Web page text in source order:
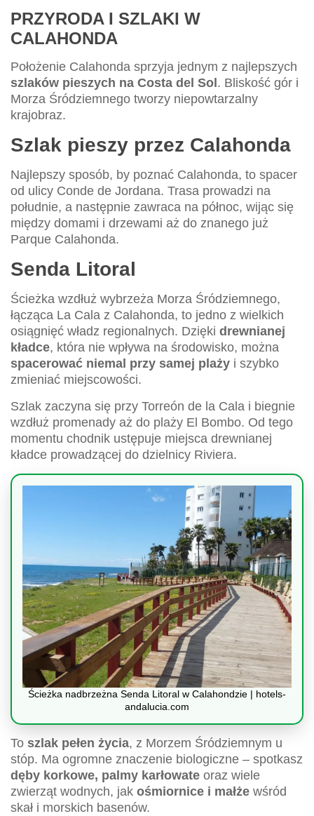
PRZYRODA I SZLAKI W
CALAHONDA
Położenie Calahonda sprzyja jednym z najlepszych
szlaków pieszych na Costa del Sol . Bliskość gór i
Morza Śródziemnego tworzy niepowtarzalny
krajobraz.
Szlak pieszy przez Calahonda
Najlepszy sposób, by poznać Calahonda, to spacer
od ulicy Conde de Jordana. Trasa prowadzi na
południe, a następnie zawraca na północ, wijąc się
między domami i drzewami aż do znanego już
Parque Calahonda.
Senda Litoral
Ścieżka wzdłuż wybrzeża Morza Śródziemnego,
łącząca La Cala z Calahonda, to jedno z wielkich
osiągnięć władz regionalnych. Dzięki drewnianej
kładce, która nie wpływa na środowisko, można
spacerować niemal przy samej plaży i szybko
zmieniać miejscowości.
Szlak zaczyna się przy Torreón de la Cala i biegnie
wzdłuż promenady aż do plaży El Bombo. Od tego
momentu chodnik ustępuje miejsca drewnianej
kładce prowadzącej do dzielnicy Riviera.
Ścieżka nadbrzeżna Senda Litoral w Calahondzie | hotels-
andalucia.com
To szlak pełen życia, z Morzem Śródziemnym u
stóp. Ma ogromne znaczenie biologiczne – spotkasz
dęby korkowe, palmy karłowate oraz wiele
zwierząt wodnych, jak ośmiornice i małże wśród
skał i morskich basenów.